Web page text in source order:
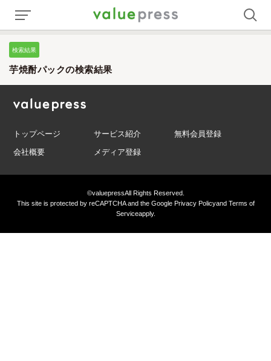
検索結果
芋焼酎パックの検索結果
トップページ サービス紹介
無料会員登録
会社概要
メディア登録
©valuepressAll Rights Reserved.
This site is protected by reCAPTCHA and the GooglePrivacy Policyand Terms of
Serviceapply.